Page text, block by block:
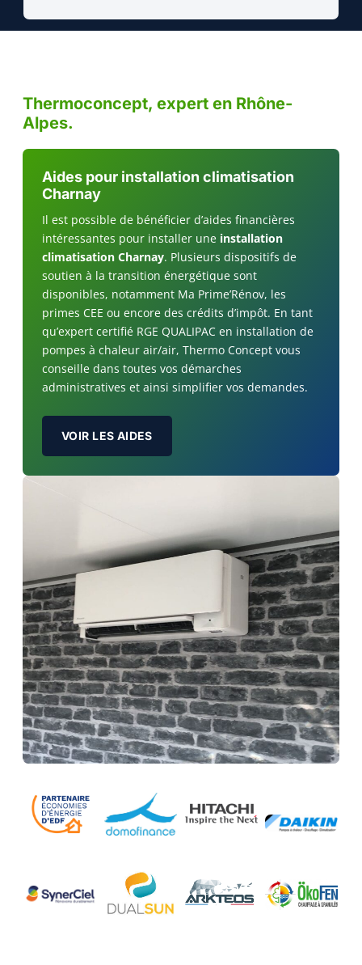
Thermoconcept, expert en Rhône-
Alpes.
Aides pour installation climatisation
Charnay
Il est possible de bénéficier d’aides financières
intéressantes pour installer une installation
climatisation Charnay. Plusieurs dispositifs de
soutien à la transition énergétique sont
disponibles, notamment Ma Prime’Rénov, les
primes CEE ou encore des crédits d’impôt. En tant
qu’expert certifié RGE QUALIPAC en installation de
pompes à chaleur air/air, Thermo Concept vous
conseille dans toutes vos démarches
administratives et ainsi simplifier vos demandes.
VOIR LES AIDES